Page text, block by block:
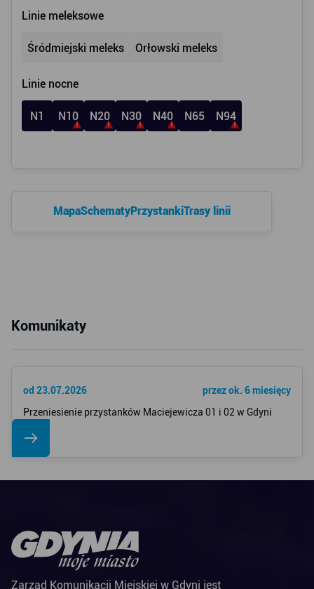
Linie meleksowe
Śródmiejski meleks Orłowski meleks
Linie nocne
N1 N10 N20 N30 N40 N65 N94
MapaSchematyPrzystankiTrasy linii
Komunikaty
od 23.07.2026
przez ok. 6 miesięcy
Przeniesienie przystanków Maciejewicza 01 i 02 w Gdyni
Zarząd Komunikacji Miejskiej w Gdyni jest